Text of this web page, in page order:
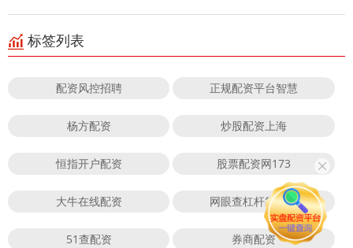
标签列表
配资风控招聘 正规配资平台智慧
杨方配资 炒股配资上海
恒指开户配资 股票配资网173
大牛在线配资 网眼查杠杆靠谱吗
51查配资 券商配资